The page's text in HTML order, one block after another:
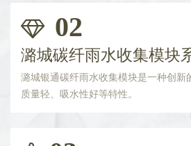
02
潞城碳纤雨水收集模块
潞城银通碳纤雨水收集模块是一种创新
质量轻、吸水性好等特性。